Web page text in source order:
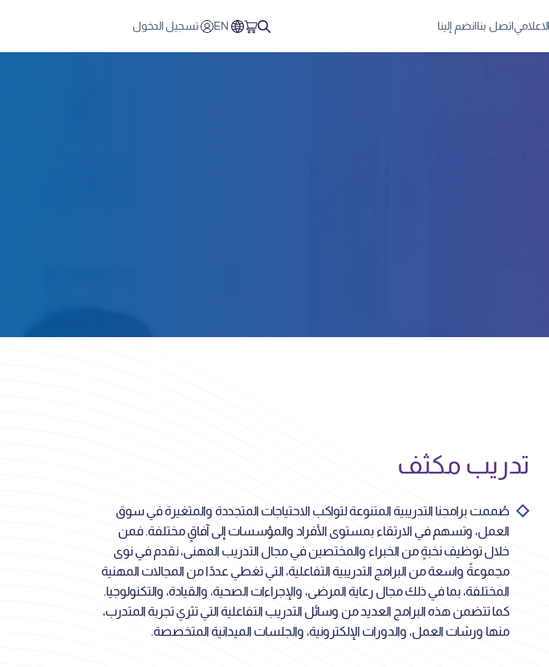
اتصل بناانضم إلينا EN تسجيل الدخول
تدريب مكثف
صُممت برامجنا التدريبية المتنوعة لتواكب الاحتياجات المتجددة والمتغيرة في سوق
العمل، وتسهم في الارتقاء بمستوى الأفراد والمؤسسات إلى آفاقٍ مختلفة. فمن
خلال توظيف نخبةٍ من الخبراء والمختصين في مجال التدريب المهنى، نقدم في نوى
مجموعةً واسعة من البرامج التدريبية التفاعلية، التي تغطي عددًا من المجالات المهنية
المختلفة، بما في ذلك مجال رعاية المرضى، والإجراءات الصحية، والقيادة، والتكنولوجيا.
كما تتضمن هذه البرامج العديد من وسائل التدريب التفاعلية التي تثري تجربة المتدرب،
منها ورشات العمل، والدورات الإلكترونية، والجلسات الميدانية المتخصصة.